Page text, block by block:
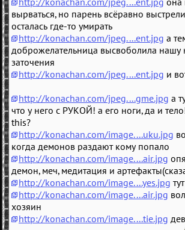
вырваться, но парень всёравно
осталась где-то умирать
http://konachan.com/jpeg....ent.jpg а
доброжелательница высвоболила нашу
заточения
http://konachan.com/jpeg....ent.jpg и
http://konachan.com/jpeg....gme.jpg а
что у него с РУКОЙ! а его ноги, да и
this?
http://konachan.com/image....uku.jpg
когда демонов раздают кому попало
http://konachan.com/image....air.jpg
демон, меч, медитация и
http://konachan.com/image....yes.jpg
http://konachan.com/image....air.jpg
хозяин
http://konachan.com/image....tie.jpg